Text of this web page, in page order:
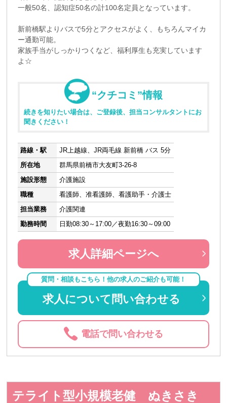
一般50名、認知症50名の計100名定員となっています。
新前橋駅よりバスで5分とアクセスがよく、もちろんマイカ
ー通勤可能。
家族手当がしっかりつくなど、福利厚生も充実しています
よ☆
“クチコミ”情報
続きを知りたい場合は、ご登録後、担当コンサルタントにお
聞きください！
路線・駅
JR上越線、JR両毛線 新前橋 バス 5分
所在地
群馬県前橋市大友町3-26-8
施設形態
介護施設
職種
看護師、准看護師、看護助手・介護士
担当業務
介護関連
勤務時間
日勤08:30～17:00／夜勤16:30～09:00
求人詳細ページへ
質問・相談もこちら！他の求人のご紹介も可能！
求人について問い合わせる
電話で問い合わせる
テライト型小規模老健 ぬきさき